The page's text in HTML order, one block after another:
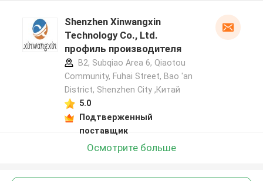
Shenzhen Xinwangxin
Technology Co., Ltd.
профиль производителя
B2, Subqiao Area 6, Qiaotou
Community, Fuhai Street, Bao 'an
District, Shenzhen City ,Китай
5.0
Подтверженный
поставщик
Осмотрите больше